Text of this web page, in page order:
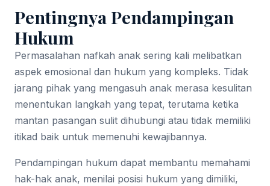
Pentingnya Pendampingan
Hukum
Permasalahan nafkah anak sering kali melibatkan
aspek emosional dan hukum yang kompleks. Tidak
jarang pihak yang mengasuh anak merasa kesulitan
menentukan langkah yang tepat, terutama ketika
mantan pasangan sulit dihubungi atau tidak memiliki
itikad baik untuk memenuhi kewajibannya.
Pendampingan hukum dapat membantu memahami
hak-hak anak, menilai posisi hukum yang dimiliki,